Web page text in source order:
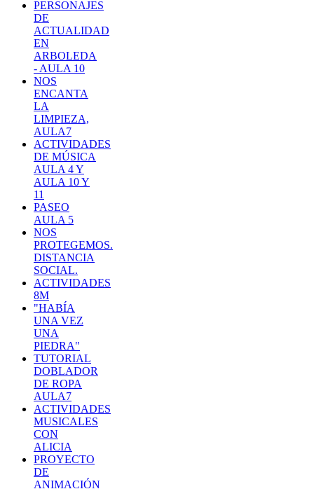
PERSONAJES
DE
ACTUALIDAD
EN
ARBOLEDA
- AULA 10
NOS
ENCANTA
LA
LIMPIEZA,
AULA7
ACTIVIDADES
DE MÚSICA
AULA 4 Y
AULA 10 Y
11
PASEO
AULA 5
NOS
PROTEGEMOS.
DISTANCIA
SOCIAL.
ACTIVIDADES
8M
"HABÍA
UNA VEZ
UNA
PIEDRA"
TUTORIAL
DOBLADOR
DE ROPA
AULA7
ACTIVIDADES
MUSICALES
CON
ALICIA
PROYECTO
DE
ANIMACIÓN